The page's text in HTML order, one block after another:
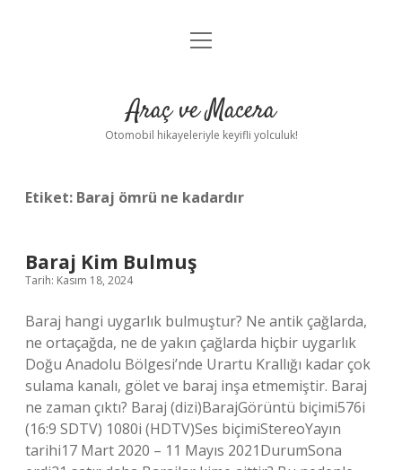
Anasayfa
Yasal Uyarı
menüyü
Araç ve Macera
Otomobil hikayeleriyle keyifli yolculuk!
Etiket: Baraj ömrü ne kadardır
Baraj Kim Bulmuş
Tarih: Kasım 18, 2024
Baraj hangi uygarlık bulmuştur? Ne antik çağlarda,
ne ortaçağda, ne de yakın çağlarda hiçbir uygarlık
Doğu Anadolu Bölgesi’nde Urartu Krallığı kadar çok
sulama kanalı, gölet ve baraj inşa etmemiştir. Baraj
ne zaman çıktı? Baraj (dizi)BarajGörüntü biçimi576i
(16:9 SDTV) 1080i (HDTV)Ses biçimiStereoYayın
tarihi17 Mart 2020 – 11 Mayıs 2021DurumSona